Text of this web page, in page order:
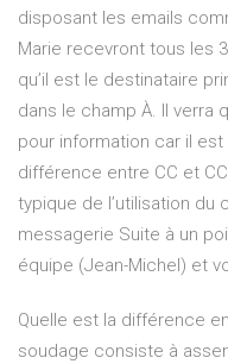
disposant les emails
Marie recevront tous les
qu’il est le destinataire
dans le champ À. Il verra
pour information car il
différence entre CC et
typique de l’utilisation du
messagerie Suite à un
équipe (Jean-Michel) et
Quelle est la différence
soudage consiste à